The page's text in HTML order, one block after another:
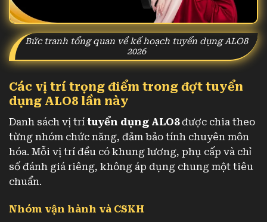
Bức tranh tổng quan về kế hoạch tuyển dụng ALO8
2026
Các vị trí trọng điểm trong đợt tuyển
dụng ALO8 lần này
Danh sách vị trí tuyển dụng ALO8được chia theo
từng nhóm chức năng, đảm bảo tính chuyên môn
hóa. Mỗi vị trí đều có khung lương, phụ cấp và chỉ
số đánh giá riêng, không áp dụng chung một tiêu
chuẩn.
Nhóm vận hành và CSKH